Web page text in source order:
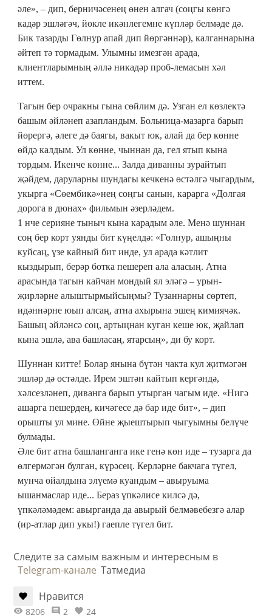
әле», – дип, берничәсенең өнен алгач (соңгы көнгә
кадәр эшләгәч, йөкле икәнлегемне күпләр белмәде дә.
Бик тазарды Гөлнур апай дип йөргәннәр), калганнарына
әйтеп тә тормадым. Улымны имезгән арада,
клиентларымның әллә никадәр проб-лемасын хәл
иттем.
Тагын бер очракны гына сөйлим дә. Узган ел көзлектә
башым әйләнеп азапландым. Больница-мазарга барып
йөрергә, әлеге дә баягы, вакыт юк, алай да бер көнне
өйдә калдым. Ул көнне, чыннан да, гел ятып кына
тордым. Икенче көнне... Залда диванны зурайтып
җәйдем, даруларны шундагы кечкенә өстәлгә чыгардым,
укырга «Сөембикә»нең соңгы санын, карарга «Долгая
дорога в дюнах» фильмын әзерләдем.
1 нче серияне тыныч кына карадым әле. Менә шуннан
соң бер корт уянды бит күңелдә: «Гөлнур, ашыңны
куйсаң, үзе кайный бит инде, ул арада кәтлит
кыздырып, берәр ботка пешереп ала аласың. Атна
арасында тагын кайчан мондый ял эләгә – урын-
җирләрне алыштырмыйсыңмы? Тузаннарны сөртеп,
идәннәрне юып алсаң, атна ахырына эшең кимиячәк.
Башың әйләнсә соң, артыңнан куган кеше юк, җайлап
кына эшлә, ава башласаң, ятарсың», ди бу корт.
Шуннан китте! Болар янына бүтән чакта кул җитмәгән
эшләр дә өстәлде. Ирем эштән кайтып кергәндә,
хәлсезләнеп, диванга барып утырган чагым иде. «Нигә
ашарга пешердең, кичәгесе дә бар иде бит», – дип
орышты ул мине. Өйне җыештырып чыгуымны белүче
булмады.
Әле бит атна башланганга ике генә көн иде – тузарга да
өлгермәгән булган, күрәсең. Керләрне бакчага түгел,
мунча өйалдына элүемә куандым – авыруыма
ышанмаслар иде... Бераз үпкәлисе килсә дә,
үпкәләмәдем: авырганда да авырый белмәвебезгә алар
(ир-атлар дип укы!) гаепле түгел бит.
Следите за самым важным и интересным в
Telegram-канале Татмедиа
Нравится
8206 2 24